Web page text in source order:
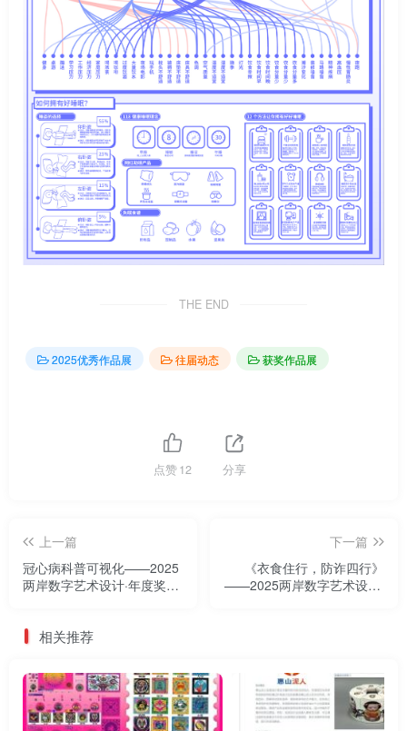
THE END
2025优秀作品展 往届动态 获奖作品展
点赞12 分享
上一篇
冠心病科普可视化——2025
两岸数字艺术设计·年度奖优
下一篇
《衣食住行，防诈四行》
——2025两岸数字艺术设计·
相关推荐